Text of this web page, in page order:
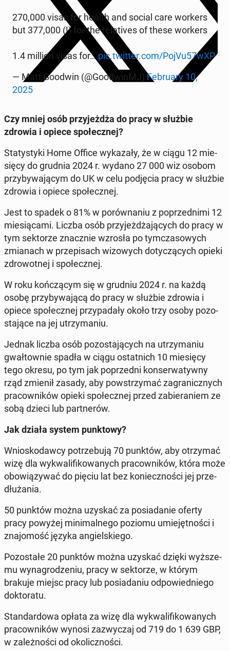
270,000 visas for health and social care workers
but 377,000 (!) for the re­la­ti­ves of these workers
1.4 million visas for… pic.twitter.com/PojVu57wXP
— Matt Goodwin (@Go­odwinMJ) Fe­bru­ary 10,
2025
Czy mniej osób przy­jeż­dża do pracy w służbie
zdrowia i opiece spo­łecz­nej?
Sta­ty­sty­ki Home Office wy­ka­za­ły, że w ciągu 12 mie­
się­cy do grudnia 2024 r. wydano 27 000 wiz osobom
przy­by­wa­ją­cym do UK w celu pod­ję­cia pracy w służbie
zdrowia i opiece spo­łecz­nej.
Jest to spadek o 81% w po­rów­na­niu z po­przed­ni­mi 12
mie­sią­ca­mi. Liczba osób przy­jeż­dża­ją­cych do pracy w
tym sek­to­rze znacz­nie wzrosła po tym­cza­so­wych
zmia­nach w prze­pi­sach wi­zo­wych do­ty­czą­cych opieki
zdro­wot­nej i spo­łecz­nej.
W roku koń­czą­cym się w grudniu 2024 r. na każdą
osobę przy­by­wa­ją­cą do pracy w służbie zdrowia i
opiece spo­łecz­nej przy­pa­da­ły około trzy osoby po­zo­
sta­ją­ce na jej utrzy­ma­niu.
Jednak liczba osób po­zo­sta­ją­cych na utrzy­ma­niu
gwał­tow­nie spadła w ciągu ostat­nich 10 mie­się­cy
tego okresu, po tym jak po­przed­ni kon­ser­wa­tyw­ny
rząd zmienił zasady, aby po­wstrzy­mać za­gra­nicz­nych
pra­cow­ni­ków opieki spo­łecz­nej przed za­bie­ra­niem ze
sobą dzieci lub part­ne­rów.
Jak działa system punk­to­wy?
Wnio­sko­daw­cy po­trze­bu­ją 70 punktów, aby otrzy­mać
wizę dla wy­kwa­li­fi­ko­wa­nych pra­cow­ni­ków, która może
obo­wią­zy­wać do pięciu lat bez ko­niecz­no­ści jej prze­
dłu­ża­nia.
50 punktów można uzyskać za po­sia­da­nie oferty
pracy powyżej mi­ni­mal­ne­go poziomu umie­jęt­no­ści i
zna­jo­mość języka an­giel­skie­go.
Po­zo­sta­łe 20 punktów można uzyskać dzięki wyż­sze­
mu wy­na­gro­dze­niu, pracy w sek­to­rze, w którym
brakuje miejsc pracy lub po­sia­da­niu od­po­wied­nie­go
dok­to­ra­tu.
Stan­dar­do­wa opłata za wizę dla wy­kwa­li­fi­ko­wa­nych
pra­cow­ni­ków wynosi za­zwy­czaj od 719 do 1 639 GBP,
w za­leż­no­ści od oko­licz­no­ści.